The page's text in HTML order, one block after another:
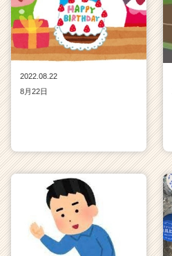
2022.08.22
8月22日